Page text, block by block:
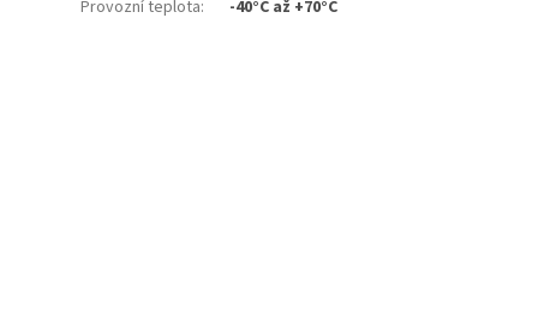
Provozní teplota: -40°C až +70°C